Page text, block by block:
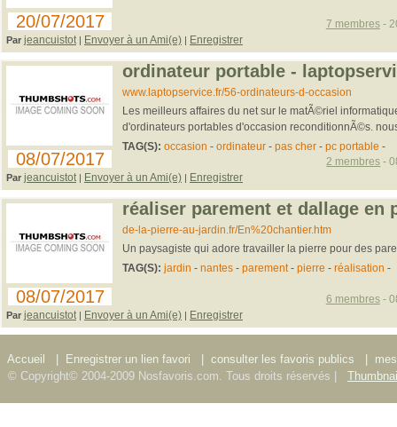
20/07/2017
Par jeancuistot | Envoyer à un Ami(e) | Enregistrer
7 membres-
08/07/2017
ordinateur portable -
www.laptopservice.fr/56-ordinateurs-d-occasion
Les meilleurs affaires du net sur le matÃ©riel
d'ordinateurs portables d'occasion reconditionnÃ©s.
TAG(S): occasion - ordinateur- pas cher- pc portable -
Par jeancuistot | Envoyer à un Ami(e) | Enregistrer
2 membres -
08/07/2017
réaliser parement et dallage en
de-la-pierre-au-jardin.fr/En%20chantier.htm
Un paysagiste qui adore travailler la pierre pour des
TAG(S): jardin - nantes- parement- pierre - réalisation -
Par jeancuistot | Envoyer à un Ami(e) | Enregistrer
6 membres-
Accueil Enregistrer un lien favori consulter les favoris publics
© Copyright© 2004-2009 Nosfavoris.com. Tous droits réservés |